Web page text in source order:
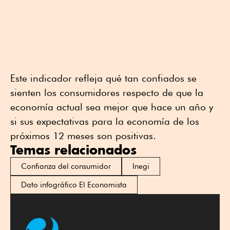
Este indicador refleja qué tan confiados se
sienten los consumidores respecto de que la
economía actual sea mejor que hace un año y
si sus expectativas para la economía de los
próximos 12 meses son positivas.
Temas relacionados
Confianza del consumidor
Inegi
Dato infográfico El Economista